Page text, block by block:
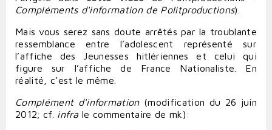
Compléments d'information de Politproductions).
Mais vous serez sans doute arrêtés par la troublante
ressemblance entre l’adolescent représenté sur
l’affiche des Jeunesses hitlériennes et celui qui
figure sur l’affiche de France Nationaliste. En
réalité, c’est le même.
Complément d'information(modification du 26 juin
2012; cf. infra le commentaire de mk):